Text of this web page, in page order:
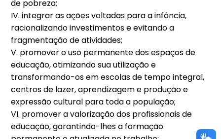
de pobreza;
IV. integrar as ações voltadas para a infância,
racionalizando investimentos e evitando a
fragmentação de atividades;
V. promover o uso permanente dos espaços de
educação, otimizando sua utilização e
transformando-os em escolas de tempo integral,
centros de lazer, aprendizagem e produção e
expressão cultural para toda a população;
VI. promover a valorização dos profissionais de
educação, garantindo-lhes a formação